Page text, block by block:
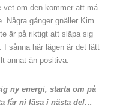
om den kommer att må
Några gånger gnäller Kim
är på riktigt att släpa sig
I sånna här lägen är det lätt
annat än positiva.
ny energi, starta om på
får ni läsa i nästa del…